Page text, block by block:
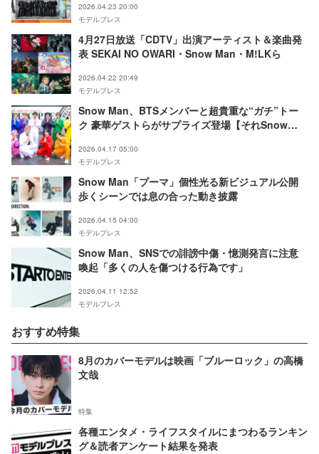
2026.04.23 20:00
モデルプレス
4月27日放送「CDTV」出演アーティスト＆楽曲発
表 SEKAI NO OWARI・Snow Man・M!LKら
2026.04.22 20:49
モデルプレス
Snow Man、BTSメンバーと超貴重な“ガチ”トー
ク 豪華ゲストらがサプライズ登場【それSnow
2026.04.17 05:00
モデルプレス
Snow Man「プーマ」個性光る新ビジュアル公開
歩くシーンでは息の合った動き披露
2026.04.15 04:00
モデルプレス
Snow Man、SNSでの誹謗中傷・憶測発言に注意
喚起「多くの人を傷つける行為です」
2026.04.11 12:52
モデルプレス
おすすめ特集
8月のカバーモデルは映画「ブルーロック」の高橋
文哉
特集
各種エンタメ・ライフスタイルにまつわるランキン
グ＆読者アンケート結果を発表